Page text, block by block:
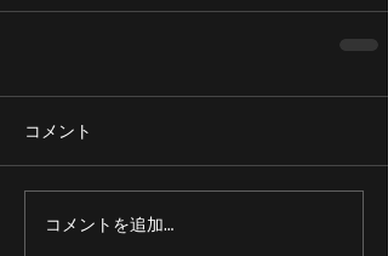
コメント
コメントを追加…